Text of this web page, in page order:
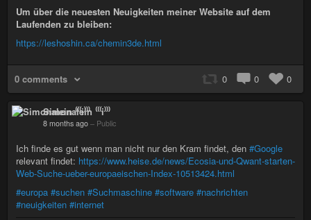
Um über die neuesten Neuigkeiten meiner Website auf dem
Laufenden zu bleiben:
https://leshoshin.ca/chemin3de.html
0 comments 0 0 0
Simonalein ⁽⁽⁽i⁾⁾⁾
8 months ago – Public
Ich finde es gut wenn man nicht nur den Kram findet, den #Google
relevant findet: https://www.heise.de/news/Ecosia-und-Qwant-starten-
Web-Suche-ueber-europaeischen-Index-10513424.html
#europa #suchen #Suchmaschine #software #nachrichten
#neuigkeiten #internet